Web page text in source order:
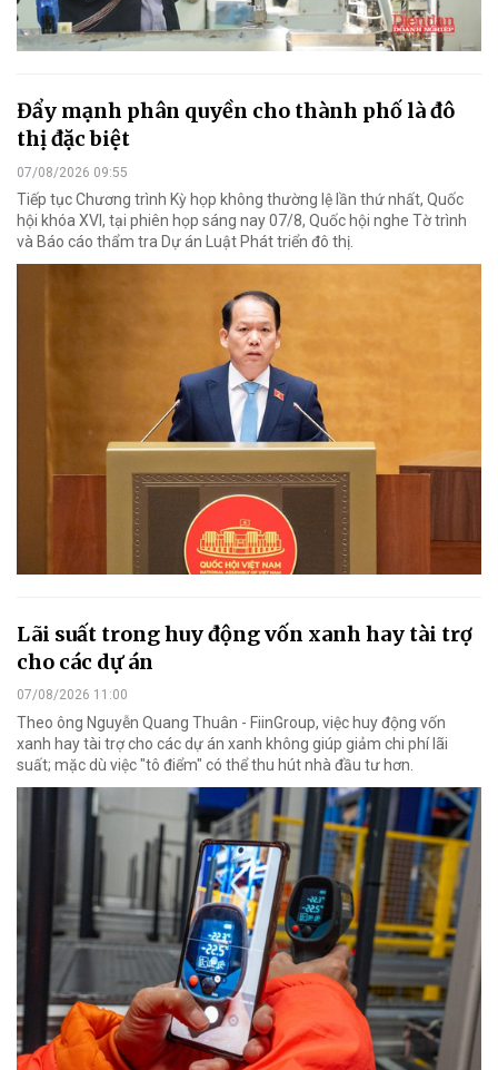
Đẩy mạnh phân quyền cho thành phố là đô
thị đặc biệt
07/08/2026 09:55
Tiếp tục Chương trình Kỳ họp không thường lệ lần thứ nhất, Quốc
hội khóa XVI, tại phiên họp sáng nay 07/8, Quốc hội nghe Tờ trình
và Báo cáo thẩm tra Dự án Luật Phát triển đô thị.
Lãi suất trong huy động vốn xanh hay tài trợ
cho các dự án
07/08/2026 11:00
Theo ông Nguyễn Quang Thuân - FiinGroup, việc huy động vốn
xanh hay tài trợ cho các dự án xanh không giúp giảm chi phí lãi
suất; mặc dù việc "tô điểm" có thể thu hút nhà đầu tư hơn.